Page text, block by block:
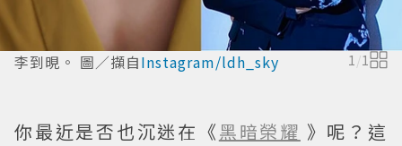
李到晛。 圖／擷自Instagram/ldh_sky 1/1
你最近是否也沉迷在《黑暗榮耀 》呢？這